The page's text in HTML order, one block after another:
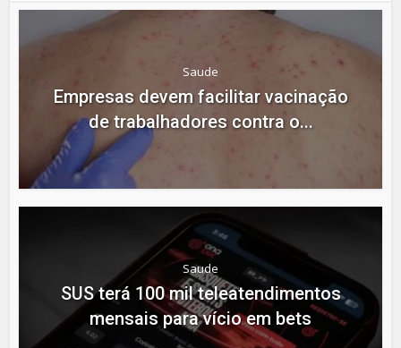
Saude
Empresas devem facilitar vacinação
de trabalhadores contra o...
Saude
SUS terá 100 mil teleatendimentos
mensais para vício em bets